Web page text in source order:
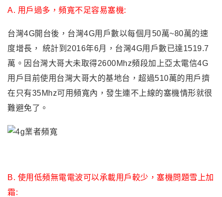
A. 用戶過多，頻寬不足容易塞機:
台灣4G開台後 ，台灣4G用戶數以每個月50萬~80萬的速
度增長，
統計到2016年6月
，台灣4G用戶數已達1519.7
萬。因台灣大哥大未取得2600Mhz頻段加上亞太電信4G
用戶目前使用台灣大哥大的基地台，超過510萬的用戶擠
在只有35Mhz可用頻寬內，發生連不上線的塞機情形就很
難避免了。
B. 使用低頻無電電波可以承載用戶較少，塞機問題雪上加
霜: